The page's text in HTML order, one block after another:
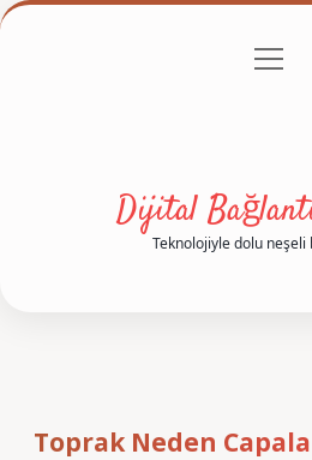
Gizlilik menüyü
Dijital
Teknolojiyle dolu neşeli
Toprak Neden